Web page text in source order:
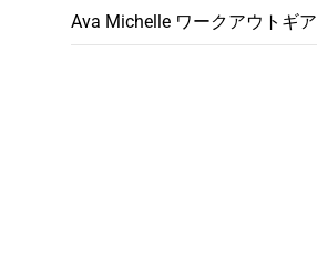
Ava Michelle ワークアウトギア